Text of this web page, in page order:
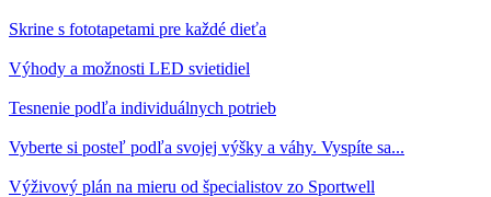
Skrine s fototapetami pre každé dieťa
Výhody a možnosti LED svietidiel
Tesnenie podľa individuálnych potrieb
Vyberte si posteľ podľa svojej výšky a váhy. Vyspíte sa...
Výživový plán na mieru od špecialistov zo Sportwell